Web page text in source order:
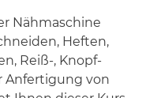
Nähmaschine
Heften,
Reiß-, Knopf-
Anfertigung von